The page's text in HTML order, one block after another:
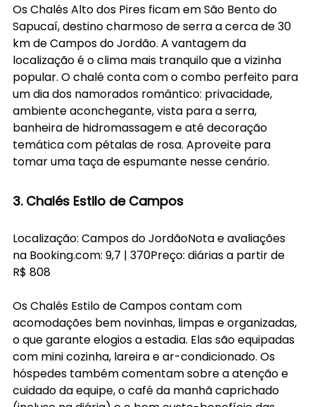
Os Chalés Alto dos Pires ficam em São Bento do
Sapucaí, destino charmoso de serra a cerca de 30
km de Campos do Jordão. A vantagem da
localização é o clima mais tranquilo que a vizinha
popular. O chalé conta com o combo perfeito para
um dia dos namorados romântico: privacidade,
ambiente aconchegante, vista para a serra,
banheira de hidromassagem e até decoração
temática com pétalas de rosa. Aproveite para
tomar uma taça de espumante nesse cenário.
3. Chalés Estilo de Campos
Localização: Campos do JordãoNota e avaliações
na Booking.com: 9,7 | 370Preço: diárias a partir de
R$ 808
Os Chalés Estilo de Campos contam com
acomodações bem novinhas, limpas e organizadas,
o que garante elogios a estadia. Elas são equipadas
com mini cozinha, lareira e ar-condicionado. Os
hóspedes também comentam sobre a atenção e
cuidado da equipe, o café da manhã caprichado